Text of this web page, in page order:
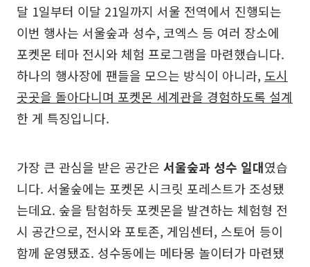
달 1일부터 이달 21일까지 서울 전역에서 진행되는
이번 행사는 서울숲과 성수, 코엑스 등 여러 장소에
포켓몬 테마 전시와 체험 프로그램을 마련했습니다.
하나의 행사장에 팬들을 모으는 방식이 아니라, 도시
곳곳을 돌아다니며 포켓몬 세계관을 경험하도록 설계
한 게 특징입니다.
가장 큰 관심을 받은 공간은 서울숲과 성수 일대였습
니다. 서울숲에는 포켓몬 시크릿 포레스트가 조성됐
는데요. 숲을 탐험하듯 포켓몬을 발견하는 체험형 전
시 공간으로, 전시와 포토존, 게임센터, 스토어 등이
함께 운영됐죠. 성수동에는 메타몽 놀이터가 마련됐